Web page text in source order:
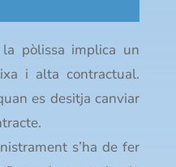
pòlissa implica un
i alta contractual.
es desitja canviar
s’ha de fer